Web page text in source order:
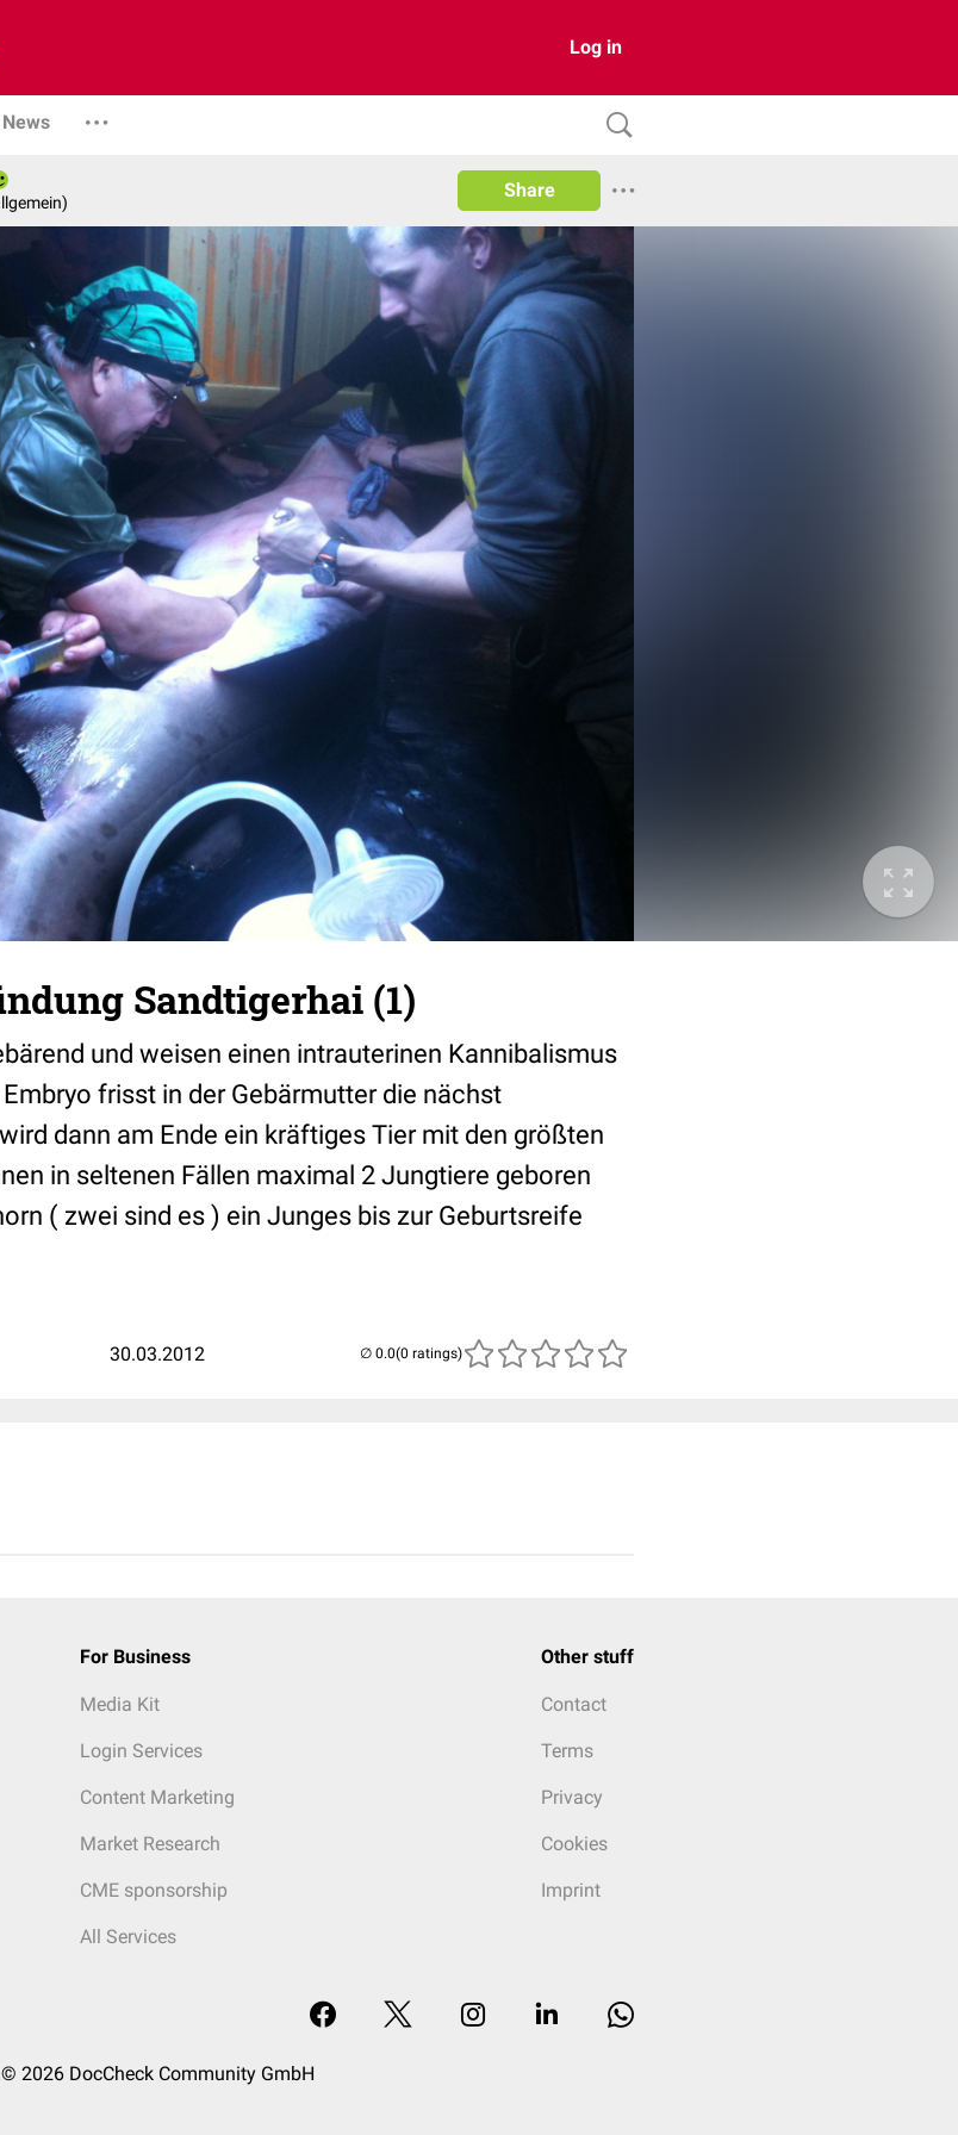
Log in
News
Share
Sandtigerhai (1)
und weisen einen intrauterinen Kannibalismus
frisst in der Gebärmutter die nächst
dann am Ende ein kräftiges Tier mit den größten
in seltenen Fällen maximal 2 Jungtiere geboren
( zwei sind es ) ein Junges bis zur Geburtsreife
30.03.2012 (0 ratings)
For Business
Media Kit
Login Services
Content Marketing
Market Research
CME sponsorship
All Services
Other stuff
Contact
Terms
Privacy
Cookies
Imprint
© 2026 DocCheck Community GmbH